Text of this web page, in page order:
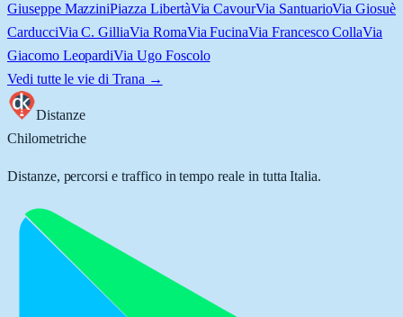
Giuseppe MazziniPiazza LibertàVia CavourVia SantuarioVia Giosuè
CarducciVia C. GilliaVia RomaVia FucinaVia Francesco CollaVia
Giacomo LeopardiVia Ugo Foscolo
Vedi tutte le vie di Trana →
Distanze
Chilometriche
Distanze, percorsi e traffico in tempo reale in tutta Italia.